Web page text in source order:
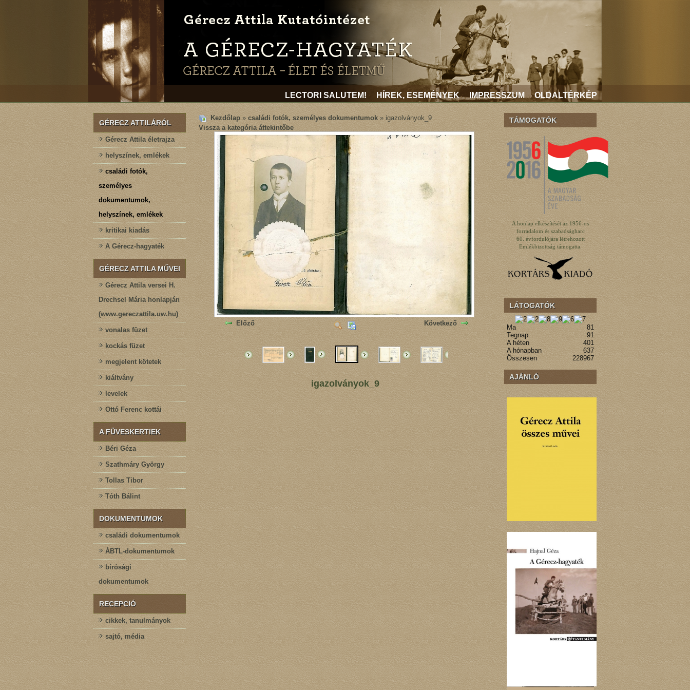
LECTORI SALUTEM! HÍREK, ESEMÉNYEK IMPRESSZUM OLDALTÉRKÉP
GÉRECZ ATTILÁRÓL
Gérecz Attila életrajza
helyszínek, emlékek
családi fotók,
személyes
dokumentumok,
helyszínek, emlékek
kritikai kiadás
A Gérecz-hagyaték
GÉRECZ ATTILA MŰVEI
Gérecz Attila versei H.
Drechsel Mária honlapján
(www.gereczattila.uw.hu)
vonalas füzet
kockás füzet
megjelent kötetek
kiáltvány
levelek
Ottó Ferenc kottái
A FÜVESKERTIEK
Béri Géza
Szathmáry György
Tollas Tibor
Tóth Bálint
DOKUMENTUMOK
családi dokumentumok
ÁBTL-dokumentumok
bírósági
dokumentumok
RECEPCIÓ
cikkek, tanulmányok
sajtó, média
Kezdőlap »családi fotók, személyes dokumentumok » igazolványok_9
Vissza a kategória áttekintőbe
Előző Következő
igazolványok_9
TÁMOGATÓK
A honlap elkészítését az 1956-os
forradalom és szabadságharc
60. évfordulójára létrehozott
Emlékbizottság támogatta.
LÁTOGATÓK
Ma
81
Tegnap
91
A héten
401
A hónapban
637
Összesen
228967
AJÁNLÓ